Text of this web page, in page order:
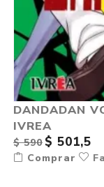
DANDADAN
IVREA
$ 590 $ 501,5
Comprar